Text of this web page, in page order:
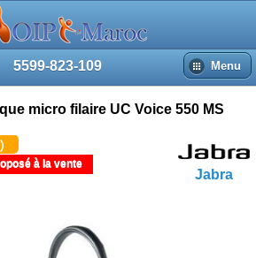
5599-823-109 Menu
Jabra
micro filaire UC Voice 550 MS
à la vente